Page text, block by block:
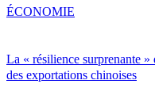
La « résilience surprenante
des exportations chinoises
ÉCONOMIE